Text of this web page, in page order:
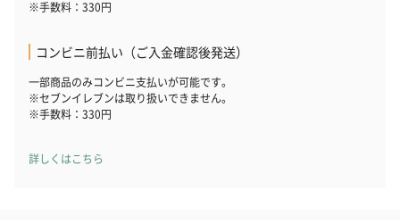
※手数料：330円
コンビニ前払い（ご入金確認後発送）
一部商品のみコンビニ支払いが可能です。
※セブンイレブンは取り扱いできません。
※手数料：330円
詳しくはこちら